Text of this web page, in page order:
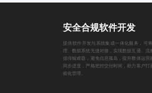
安全合规软件开发
提供软件开发与系统集成一体化服务，可
理、数据系统无缝对接，实现数据互通、流
据传输难题，避免信息孤岛，提升整体运营
同步进度，严格把控交付时间，助力客户
能化管理。